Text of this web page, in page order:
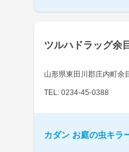
ツルハドラッグ余
山形県東田川郡庄内町余
TEL: 0234-45-0388
カダン お庭の虫キラ